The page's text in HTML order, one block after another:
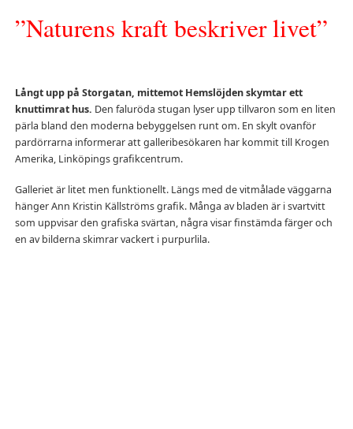
”Naturens kraft beskriver livet”
Långt upp på Storgatan, mittemot Hemslöjden skymtar ett
knuttimrat hus. Den faluröda stugan lyser upp tillvaron som en liten
pärla bland den moderna bebyggelsen runt om. En skylt ovanför
pardörrarna informerar att galleribesökaren har kommit till Krogen
Amerika, Linköpings grafikcentrum.
Galleriet är litet men funktionellt. Längs med de vitmålade väggarna
hänger Ann Kristin Källströms grafik. Många av bladen är i svartvitt
som uppvisar den grafiska svärtan, några visar finstämda färger och
en av bilderna skimrar vackert i purpurlila.